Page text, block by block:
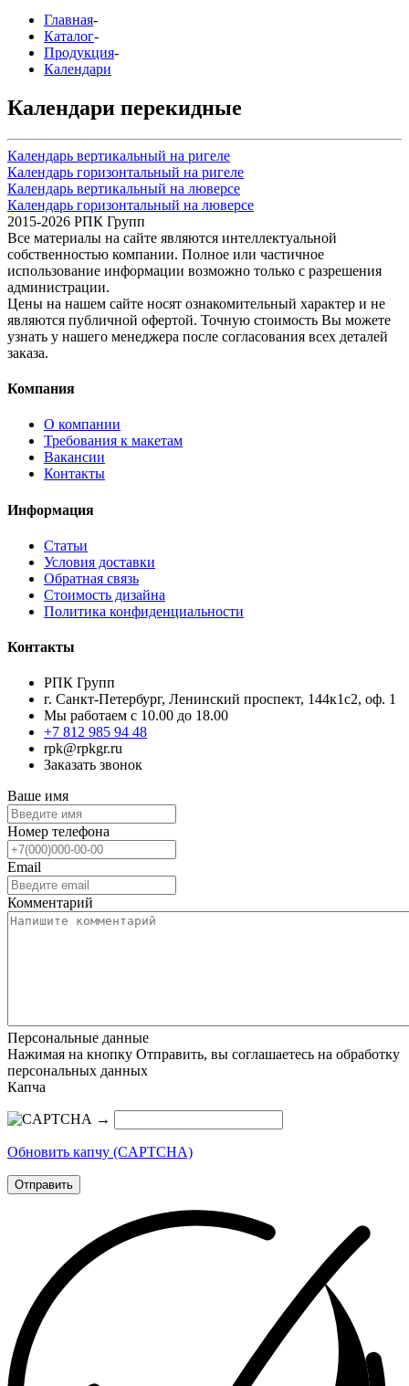
Главная-
Каталог-
Продукция-
Календари
Календари перекидные
Календарь вертикальный на ригеле
Календарь горизонтальный на ригеле
Календарь вертикальный на люверсе
Календарь горизонтальный на люверсе
2015-2026 РПК Групп
Все материалы на сайте являются интеллектуальной
собственностью компании. Полное или частичное
использование информации возможно только с разрешения
администрации.
Цены на нашем сайте носят ознакомительный характер и не
являются публичной офертой. Точную стоимость Вы можете
узнать у нашего менеджера после согласования всех деталей
заказа.
Компания
О компании
Требования к макетам
Вакансии
Контакты
Информация
Статьи
Условия доставки
Обратная связь
Стоимость дизайна
Политика конфиденциальности
Контакты
РПК Групп
г. Санкт-Петербург, Ленинский проспект, 144к1с2, оф. 1
Мы работаем с 10.00 до 18.00
+7 812 985 94 48
rpk@rpkgr.ru
Заказать звонок
Ваше имя
Номер телефона
Email
Комментарий
Персональные данные
Нажимая на кнопку Отправить, вы соглашаетесь на обработку
персональных данных
Капча
→
Обновить капчу (CAPTCHA)
Отправить